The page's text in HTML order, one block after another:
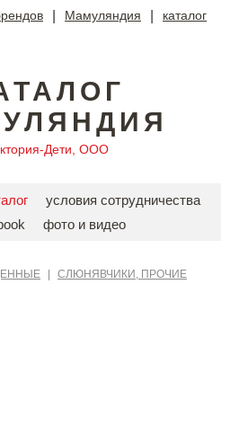
Мамуляндия каталог
Дети, ООО
условия сотрудничества
фото и видео
СЛЮНЯВЧИКИ, ПРОЧИЕ